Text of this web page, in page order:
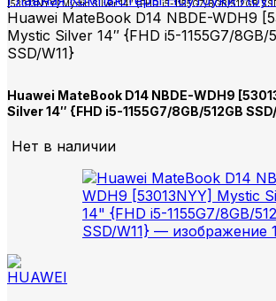
[53013NYY] Mystic Silver 14″ {FHD i5-1155G7/8GB/512GB
Huawei MateBook D14 NBDE-WDH9
Mystic Silver 14″ {FHD i5-1155G7/8GB/
SSD/W11}
Huawei MateBook D14 NBDE-WDH9
Silver 14″ {FHD i5-1155G7/8GB/512GB
Нет в наличии